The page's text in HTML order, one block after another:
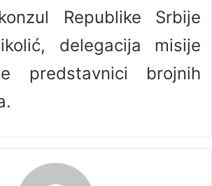
Republike Srbije
delegacija misije
predstavnici brojnih